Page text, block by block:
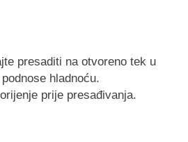
presaditi na otvoreno tek u
hladnoću.
prije presađivanja.